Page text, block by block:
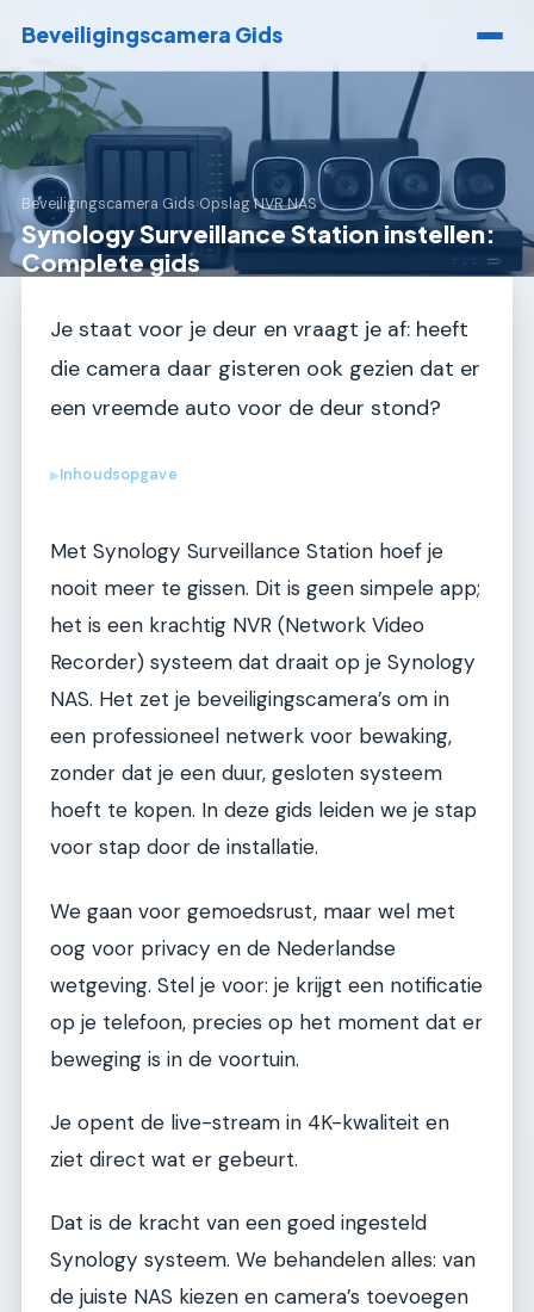
Beveiligingscamera Gids
Beveiligingscamera Gids›Opslag NVR NAS
Synology Surveillance Station instellen:
Complete gids
Je staat voor je deur en vraagt je af: heeft
die camera daar gisteren ook gezien dat er
een vreemde auto voor de deur stond?
▶Inhoudsopgave
Met Synology Surveillance Station hoef je
nooit meer te gissen. Dit is geen simpele app;
het is een krachtig NVR (Network Video
Recorder) systeem dat draait op je Synology
NAS. Het zet je beveiligingscamera’s om in
een professioneel netwerk voor bewaking,
zonder dat je een duur, gesloten systeem
hoeft te kopen. In deze gids leiden we je stap
voor stap door de installatie.
We gaan voor gemoedsrust, maar wel met
oog voor privacy en de Nederlandse
wetgeving. Stel je voor: je krijgt een notificatie
op je telefoon, precies op het moment dat er
beweging is in de voortuin.
Je opent de live-stream in 4K-kwaliteit en
ziet direct wat er gebeurt.
Dat is de kracht van een goed ingesteld
Synology systeem. We behandelen alles: van
de juiste NAS kiezen en camera’s toevoegen